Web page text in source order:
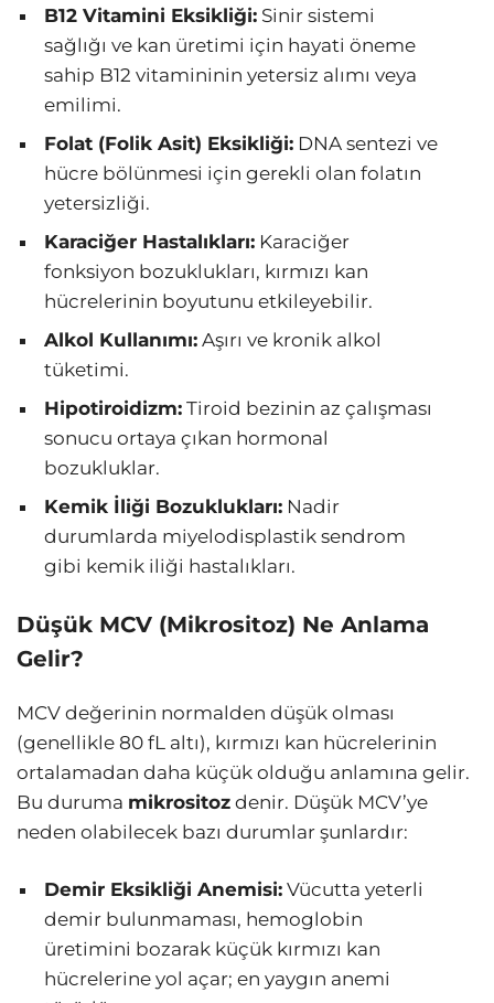
B12 Vitamini Eksikliği: Sinir sistemi
sağlığı ve kan üretimi için hayati öneme
sahip B12 vitamininin yetersiz alımı veya
emilimi.
Folat (Folik Asit) Eksikliği: DNA sentezi ve
hücre bölünmesi için gerekli olan folatın
yetersizliği.
Karaciğer Hastalıkları: Karaciğer
fonksiyon bozuklukları, kırmızı kan
hücrelerinin boyutunu etkileyebilir.
Alkol Kullanımı: Aşırı ve kronik alkol
tüketimi.
Hipotiroidizm: Tiroid bezinin az çalışması
sonucu ortaya çıkan hormonal
bozukluklar.
Kemik İliği Bozuklukları: Nadir
durumlarda miyelodisplastik sendrom
gibi kemik iliği hastalıkları.
Düşük MCV (Mikrositoz) Ne Anlama
Gelir?
MCV değerinin normalden düşük olması
(genellikle 80 fL altı), kırmızı kan hücrelerinin
ortalamadan daha küçük olduğu anlamına gelir.
Bu duruma mikrositoz denir. Düşük MCV’ye
neden olabilecek bazı durumlar şunlardır:
Demir Eksikliği Anemisi: Vücutta yeterli
demir bulunmaması, hemoglobin
üretimini bozarak küçük kırmızı kan
hücrelerine yol açar; en yaygın anemi